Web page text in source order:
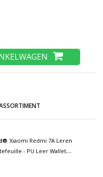
Xiaomi Redmi 7A Leren
- PU Leer Wallet
Wit